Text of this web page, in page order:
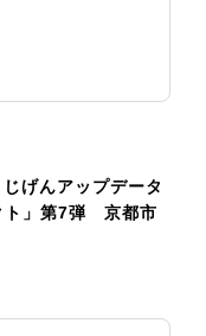
げんアップデータ
ト」第7弾 京都市